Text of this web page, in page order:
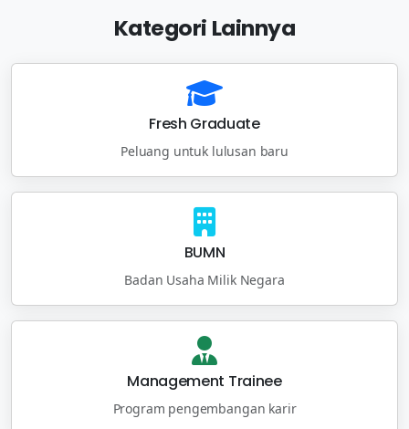
Kategori Lainnya
Fresh Graduate
Peluang untuk lulusan baru
BUMN
Badan Usaha Milik Negara
Management Trainee
Program pengembangan karir